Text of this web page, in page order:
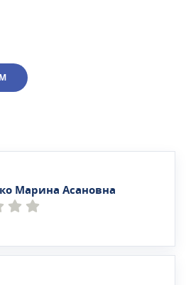
Марина Асановна